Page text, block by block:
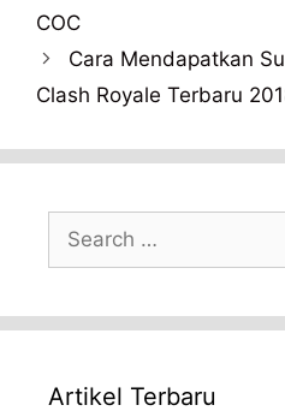
COC
Cara Mendapatkan
Clash Royale Terbaru
for:
Artikel Terbaru